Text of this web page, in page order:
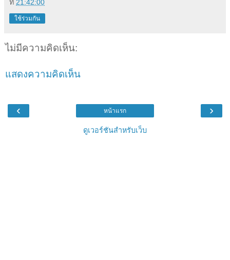
ที่ 21:42:00
ใช้ร่วมกัน
ไม่มีความคิดเห็น:
แสดงความคิดเห็น
‹ ›
หน้าแรก
ดูเวอร์ชันสำหรับเว็บ